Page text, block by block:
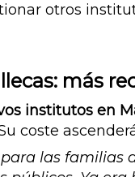
otros
más
institutos en
coste
las familias